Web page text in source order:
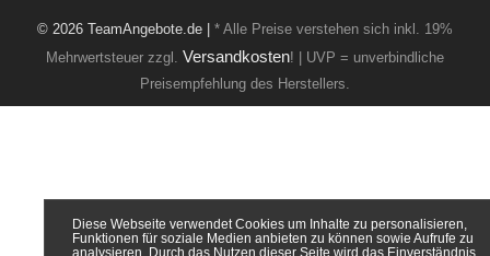
© 2026 TeamAngebote.de | * Alle Preise verstehen sich inkl. 19%
Mehrwertsteuer zzgl. Versandkosten! | UVP = unverbindliche
Preisempfehlung des Herstellers.
Diese Webseite verwendet Cookies um Inhalte zu personalisieren,
Funktionen für soziale Medien anbieten zu können sowie Aufrufe zu
analysieren. Durch das Nutzen dieser Seite wird das Einverständnis